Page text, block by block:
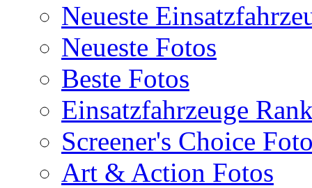
Neueste
Neueste Fotos
Beste Fotos
Einsatzfahrzeuge
Screener's Choice
Art & Action Fotos